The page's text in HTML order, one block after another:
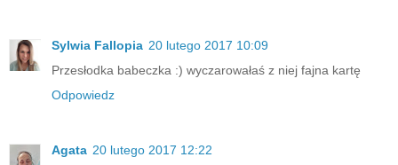
Sylwia Fallopia 20 lutego 2017 10:09
Przesłodka babeczka :) wyczarowałaś z niej fajna kartę
Odpowiedz
Agata 20 lutego 2017 12:22